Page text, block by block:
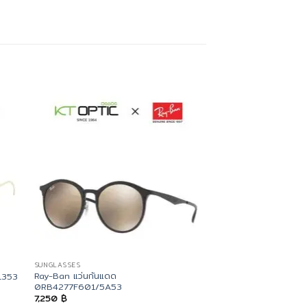
SUNGLASSES
Ray-Ban แว่นกันแดด
0RB4277F601/5A53
7,250 ฿